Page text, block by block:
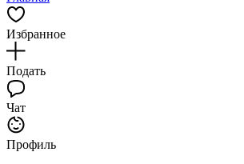
Избранное
Подать
Чат
Профиль